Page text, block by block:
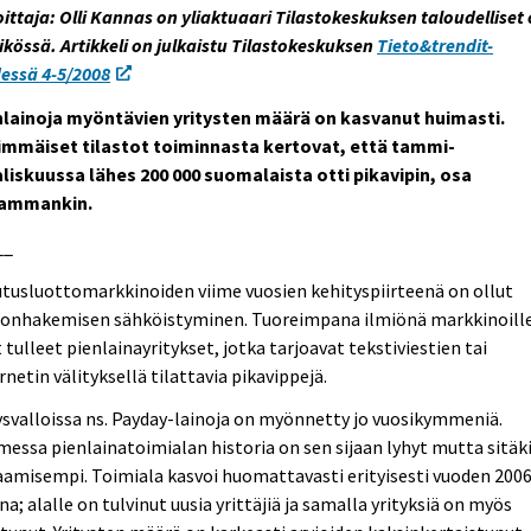
Olli Kannas on yliaktuaari Tilastokeskuksen taloudelliset
Artikkeli on julkaistu Tilastokeskuksen Tieto&trendit-
4-5/2008
myöntävien yritysten määrä on kasvanut huimasti.
tilastot toiminnasta kertovat, että tammi-
lähes 200 000 suomalaista otti pikavipin, osa
viime vuosien kehityspiirteenä on ollut
sähköistyminen. Tuoreimpana ilmiönä
tulleet pienlainayritykset, jotka tarjoavat tekstiviestien tai
välityksellä tilattavia pikavippejä.
ns. Payday-lainoja on myönnetty jo vuosikymmeniä.
pienlainatoimialan historia on sen sijaan lyhyt mutta
Toimiala kasvoi huomattavasti erityisesti vuoden 2006
alalle on tulvinut uusia yrittäjiä ja samalla yrityksiä on myös